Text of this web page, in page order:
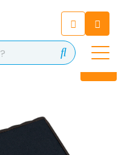
chatbot